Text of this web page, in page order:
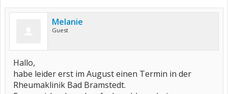
Melanie
Guest
Hallo,
habe leider erst im August einen Termin in der
Rheumaklinik Bad Bramstedt.